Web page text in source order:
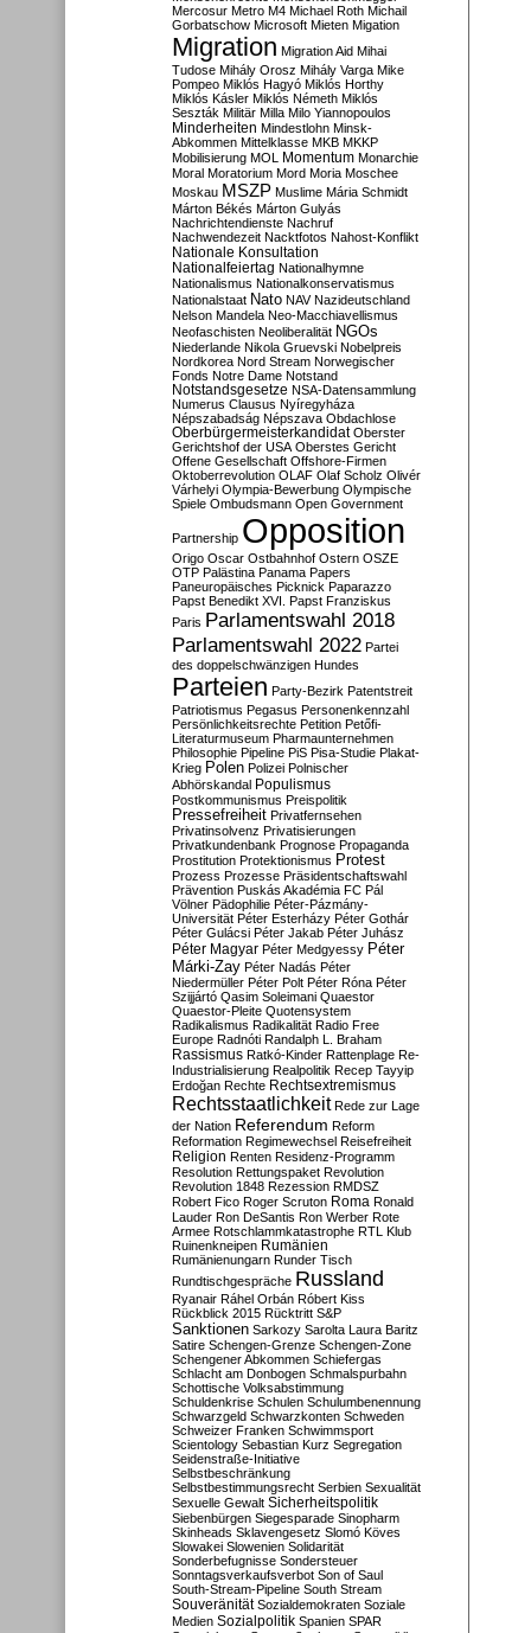
Mercosur Metro M4 Michael Roth Michail
Gorbatschow Microsoft Mieten Migation
Migration Migration Aid Mihai
Tudose Mihály Orosz Mihály Varga Mike
Pompeo Miklós Hagyó Miklós Horthy
Miklós Kásler Miklós Németh Miklós
Seszták Militär Milla Milo Yiannopoulos
Minderheiten Mindestlohn Minsk-
Abkommen Mittelklasse MKB MKKP
Mobilisierung MOL Momentum Monarchie
Moral Moratorium Mord Moria Moschee
Moskau MSZP Muslime Mária Schmidt
Márton Békés Márton Gulyás
Nachrichtendienste Nachruf
Nachwendezeit Nacktfotos Nahost-Konflikt
Nationale Konsultation
Nationalfeiertag Nationalhymne
Nationalismus Nationalkonservatismus
Nationalstaat Nato NAV Nazideutschland
Nelson Mandela Neo-Macchiavellismus
Neofaschisten Neoliberalität NGOs
Niederlande Nikola Gruevski Nobelpreis
Nordkorea Nord Stream Norwegischer
Fonds Notre Dame Notstand
Notstandsgesetze NSA-Datensammlung
Numerus Clausus Nyíregyháza
Népszabadság Népszava Obdachlose
Oberbürgermeisterkandidat Oberster
Gerichtshof der USA Oberstes Gericht
Offene Gesellschaft Offshore-Firmen
Oktoberrevolution OLAF Olaf Scholz Olivér
Várhelyi Olympia-Bewerbung Olympische
Spiele Ombudsmann Open Government
Partnership Opposition
Origo Oscar Ostbahnhof Ostern OSZE
OTP Palästina Panama Papers
Paneuropäisches Picknick Paparazzo
Papst Benedikt XVI. Papst Franziskus
Paris Parlamentswahl 2018
Parlamentswahl 2022 Partei
des doppelschwänzigen Hundes
Parteien Party-Bezirk Patentstreit
Patriotismus Pegasus Personenkennzahl
Persönlichkeitsrechte Petition Petőfi-
Literaturmuseum Pharmaunternehmen
Philosophie Pipeline PiS Pisa-Studie Plakat-
Krieg Polen Polizei Polnischer
Abhörskandal Populismus
Postkommunismus Preispolitik
Pressefreiheit Privatfernsehen
Privatinsolvenz Privatisierungen
Privatkundenbank Prognose Propaganda
Prostitution Protektionismus Protest
Prozess Prozesse Präsidentschaftswahl
Prävention Puskás Akadémia FC Pál
Völner Pädophilie Péter-Pázmány-
Universität Péter Esterházy Péter Gothár
Péter Gulácsi Péter Jakab Péter Juhász
Péter Magyar Péter Medgyessy Péter
Márki-Zay Péter Nadás Péter
Niedermüller Péter Polt Péter Róna Péter
Szijjártó Qasim Soleimani Quaestor
Quaestor-Pleite Quotensystem
Radikalismus Radikalität Radio Free
Europe Radnóti Randalph L. Braham
Rassismus Ratkó-Kinder Rattenplage Re-
Industrialisierung Realpolitik Recep Tayyip
Erdoğan Rechte Rechtsextremismus
Rechtsstaatlichkeit Rede zur Lage
der Nation Referendum Reform
Reformation Regimewechsel Reisefreiheit
Religion Renten Residenz-Programm
Resolution Rettungspaket Revolution
Revolution 1848 Rezession RMDSZ
Robert Fico Roger Scruton Roma Ronald
Lauder Ron DeSantis Ron Werber Rote
Armee Rotschlammkatastrophe RTL Klub
Ruinenkneipen Rumänien
Rumänienungarn Runder Tisch
Rundtischgespräche Russland
Ryanair Ráhel Orbán Róbert Kiss
Rückblick 2015 Rücktritt S&P
Sanktionen Sarkozy Sarolta Laura Baritz
Satire Schengen-Grenze Schengen-Zone
Schengener Abkommen Schiefergas
Schlacht am Donbogen Schmalspurbahn
Schottische Volksabstimmung
Schuldenkrise Schulen Schulumbenennung
Schwarzgeld Schwarzkonten Schweden
Schweizer Franken Schwimmsport
Scientology Sebastian Kurz Segregation
Seidenstraße-Initiative
Selbstbeschränkung
Selbstbestimmungsrecht Serbien Sexualität
Sexuelle Gewalt Sicherheitspolitik
Siebenbürgen Siegesparade Sinopharm
Skinheads Sklavengesetz Slomó Köves
Slowakei Slowenien Solidarität
Sonderbefugnisse Sondersteuer
Sonntagsverkaufsverbot Son of Saul
South-Stream-Pipeline South Stream
Souveränität Sozialdemokraten Soziale
Medien Sozialpolitik Spanien SPAR